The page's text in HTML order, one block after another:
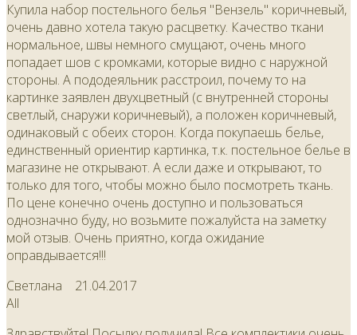
Купила набор постельного белья "Вензель" коричневый,
очень давно хотела такую расцветку. Качество ткани
нормальное, швы немного смущают, очень много
попадает шов с кромками, которые видно с наружной
стороны. А пододеяльник расстроил, почему то на
картинке заявлен двухцветный (с внутренней стороны
светлый, снаружи коричневый), а положен коричневый,
одинаковый с обеих сторон. Когда покупаешь белье,
единственный ориентир картинка, т.к. постельное белье в
магазине не открывают. А если даже и открывают, то
только для того, чтобы можно было посмотреть ткань.
По цене конечно очень доступно и пользоваться
однозначно буду, но возьмите пожалуйста на заметку
мой отзыв. Очень приятно, когда ожидание
оправдывается!!!
Светлана 21.04.2017
All